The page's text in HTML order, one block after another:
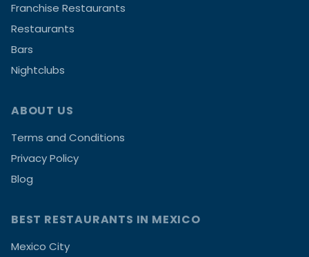
Franchise Restaurants
Restaurants
Bars
Nightclubs
ABOUT US
Terms and Conditions
Privacy Policy
Blog
BEST RESTAURANTS IN MEXICO
Mexico City